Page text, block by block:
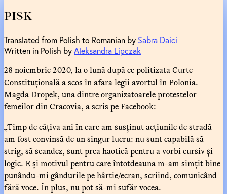
PISK
Translated from Polish to Romanian by Sabra Daici
Written in Polish byAleksandra Lipczak
28 noiembrie 2020, la o lună după ce politizata Curte
Constituțională a scos în afara legii avortul în Polonia.
Magda Dropek, una dintre organizatoarele protestelor
femeilor din Cracovia, a scris pe Facebook:
„Timp de câțiva ani în care am susținut acțiunile de stradă
am fost convinsă de un singur lucru: nu sunt capabilă să
strig, să scandez, sunt prea haotică pentru a vorbi cursiv și
logic. E și motivul pentru care întotdeauna m-am simțit bine
punându-mi gândurile pe hârtie/ecran, scriind, comunicând
fără voce. În plus, nu pot să-mi sufăr vocea.